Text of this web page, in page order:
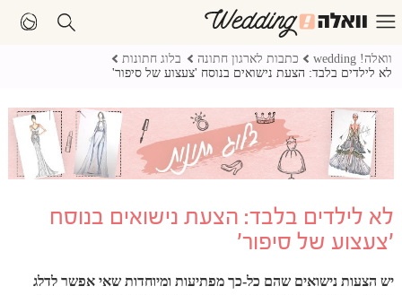
וואלה! wedding כתבות לארגון חתונה
בלוג חתונות
לא לילדים בלבד: הצעת נישואים בנוסח 'צעצוע של סיפור'
לא לילדים בלבד: הצעת נישואים בנוסח
'צעצוע של סיפור'
יש הצעות נישואים שהם כל-כך מפתיעות ומיוחדות שאי אפשר לדלג